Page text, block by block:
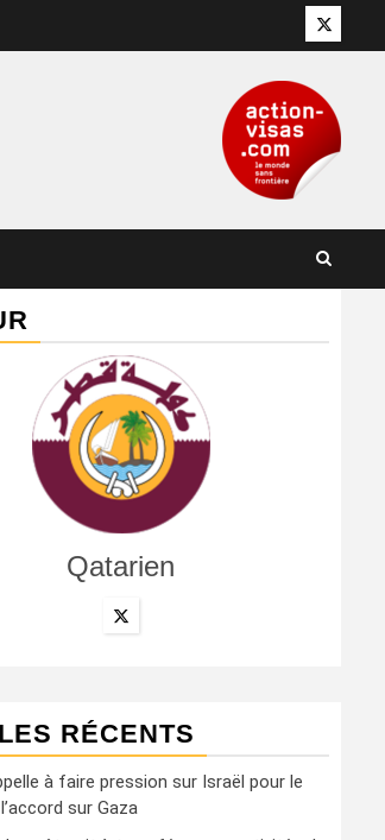
Twitter
Qatarien
RÉCENTS
à faire pression sur Israël pour le
sur Gaza